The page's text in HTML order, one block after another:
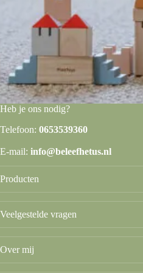
Heb je ons nodig?
Telefoon: 0653539360
E-mail: info@beleefhetus.nl
Producten
Veelgestelde vragen
Over mij